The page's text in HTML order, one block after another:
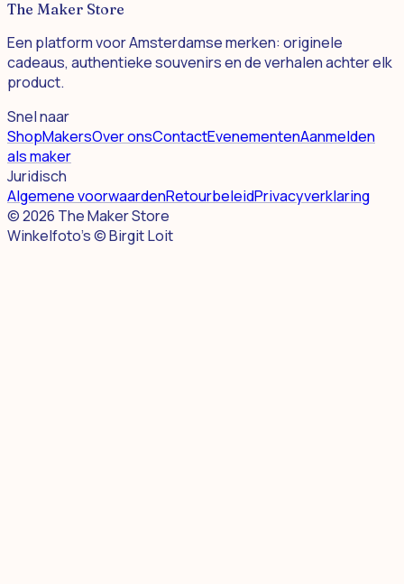
The Maker Store
Een platform voor Amsterdamse merken: originele
cadeaus, authentieke souvenirs en de verhalen achter elk
product.
Snel naar
ShopMakersOver onsContactEvenementenAanmelden
als maker
Juridisch
Algemene voorwaardenRetourbeleidPrivacyverklaring
©2026 The Maker Store
Winkelfoto's © Birgit Loit